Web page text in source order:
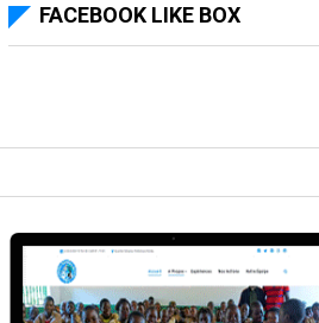
FACEBOOK LIKE BOX